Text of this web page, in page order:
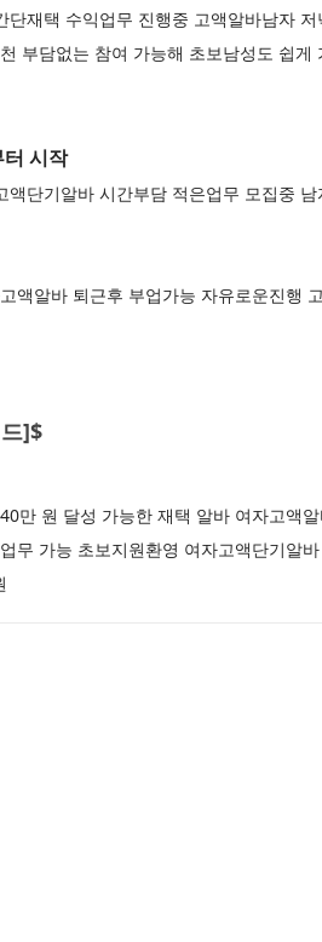
재택 수익업무 진행중 고액알바남자
부담없는 참여 가능해 초보남성도 쉽게
시작
단기알바 시간부담 적은업무 모집중
액알바 퇴근후 부업가능 자유로운진행
]$
만 원 달성 가능한 재택 알바 여자고액
무 가능 초보지원환영 여자고액단기알